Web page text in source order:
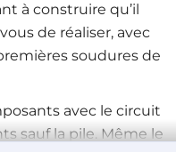
à construire qu’il
de réaliser, avec
soudures de
avec le circuit
sauf la pile. Même le